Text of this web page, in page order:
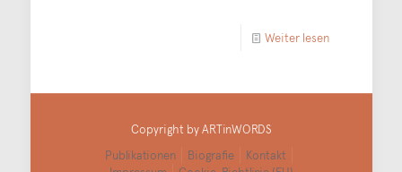
Weiter lesen
Copyright by ARTinWORDS
Publikationen
Biografie
Kontakt